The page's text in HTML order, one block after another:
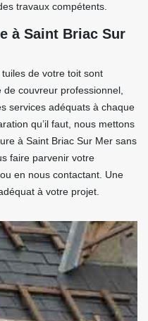
travaux compétents.
à Saint Briac Sur
de votre toit sont
couvreur professionnel,
services adéquats à chaque
qu’il faut, nous mettons
à Saint Briac Sur Mer sans
faire parvenir votre
en nous contactant. Une
à votre projet.